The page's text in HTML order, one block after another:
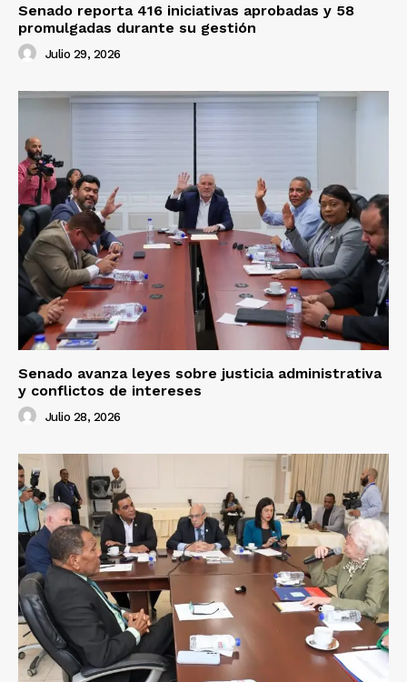
Senado reporta 416 iniciativas aprobadas y 58
promulgadas durante su gestión
Julio 29, 2026
Senado avanza leyes sobre justicia administrativa
y conflictos de intereses
Julio 28, 2026